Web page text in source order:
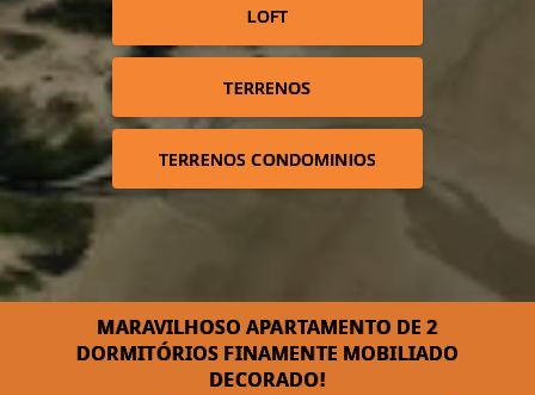
LOFT
TERRENOS
TERRENOS CONDOMINIOS
MARAVILHOSO APARTAMENTO DE 2
DORMITÓRIOS FINAMENTE MOBILIADO
DECORADO!